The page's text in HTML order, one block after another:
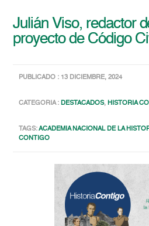
Julián Viso, redactor
proyecto de Código
PUBLICADO : 13 DICIEMBRE, 2024
CATEGORIA :DESTACADOS,HISTORIA
TAGS:ACADEMIA NACIONAL DE LA
CONTIGO